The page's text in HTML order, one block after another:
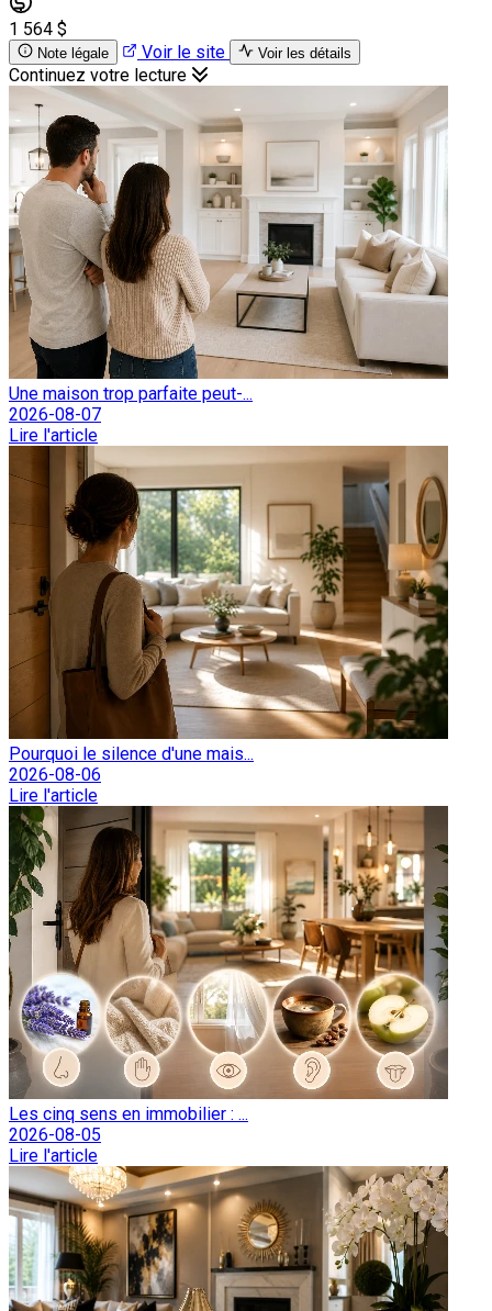
1 564 $
Note légale Voir le site Voir les détails
Continuez votre lecture
Une maison trop parfaite peut-...
2026-08-07
Lire l'article
Pourquoi le silence d'une mais...
2026-08-06
Lire l'article
Les cinq sens en immobilier : ...
2026-08-05
Lire l'article